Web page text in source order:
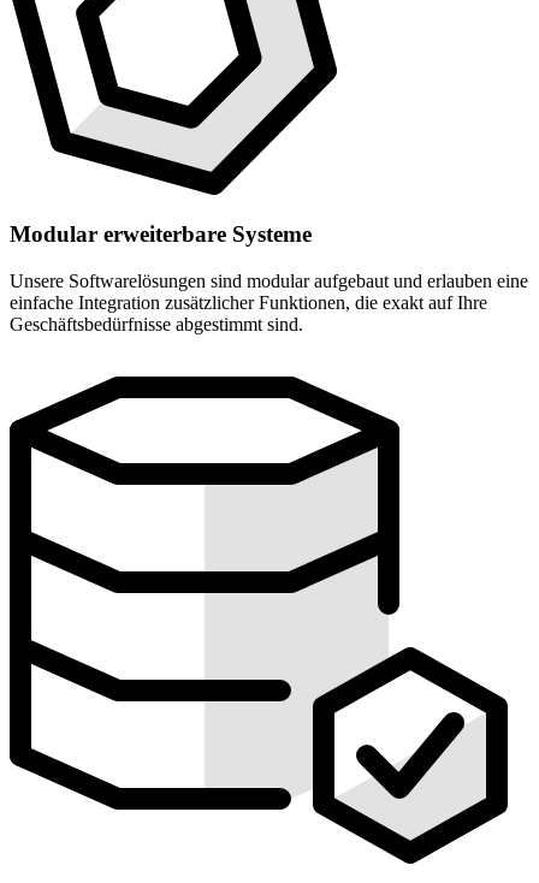
Modular erweiterbare Systeme
Unsere Softwarelösungen sind modular aufgebaut und erlauben eine
einfache Integration zusätzlicher Funktionen, die exakt auf Ihre
Geschäftsbedürfnisse abgestimmt sind.